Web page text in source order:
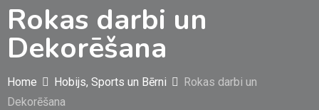
Rokas darbi un
Dekorēšana
Home Hobijs, Sports un Bērni
Rokas darbi un
Dekorēšana